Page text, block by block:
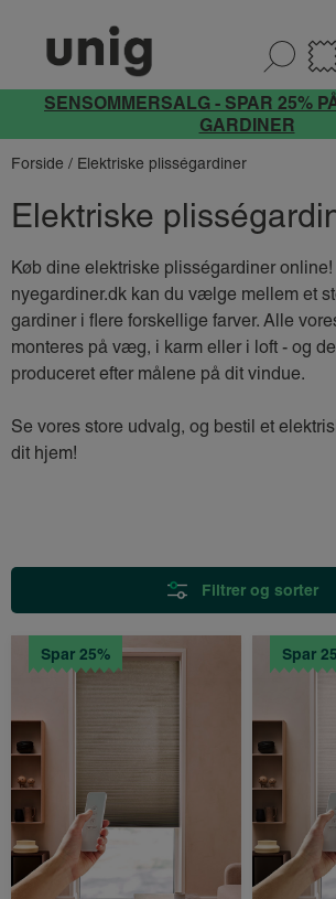
SENSOMMERSALG - SPAR 25%
GARDINER
Forside / Elektriske plisségardiner
Elektriske
Køb dine elektriske plisségardiner
nyegardiner.dk kan du vælge mellem et
gardiner i flere forskellige farver. Alle
monteres på væg, i karm eller i loft - og
produceret efter målene på dit vindue.
Se vores store udvalg, og bestil et
dit hjem!
Filtrer og sorter
Spar 25% Spar